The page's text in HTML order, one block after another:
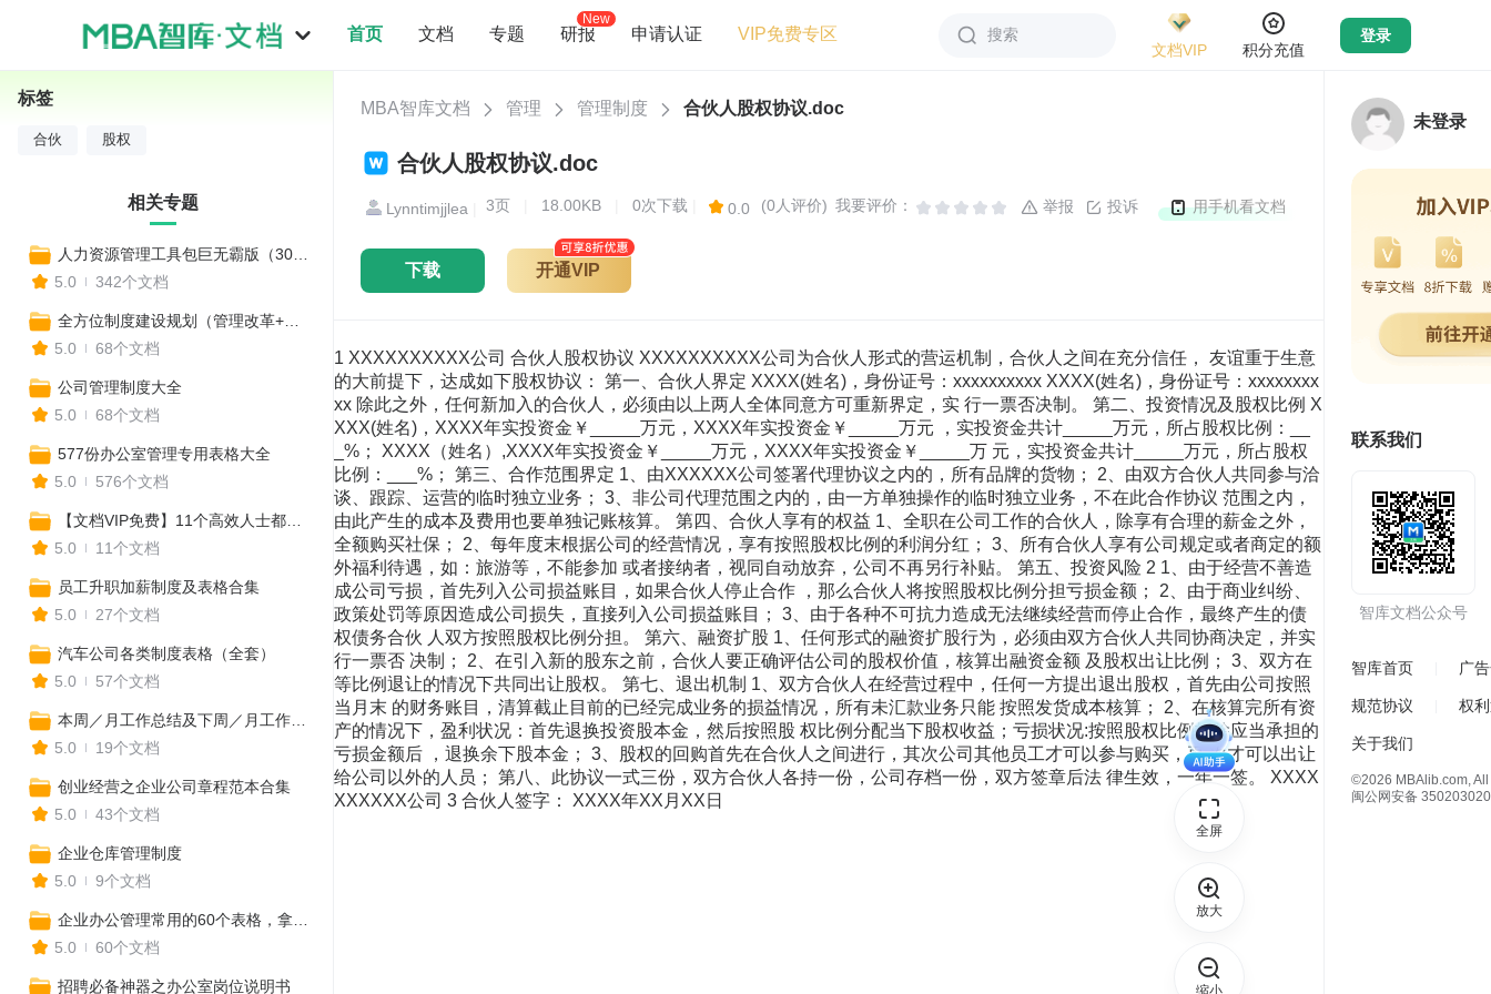
首页 文档 专题 研报
New
申请认证 VIP免费专区
搜索
文档VIP
积分充值
登录
MBA智库文档 管理 管理制度 合伙人股权协议.doc
合伙人股权协议.doc
Lynntimjjlea 3页 18.00KB 0次下载 0.0 (0人评价) 我要评价： 投诉
举报 用手机看文档
下载 开通VIP
1 XXXXXXXXXX公司 合伙人股权协议 XXXXXXXXXX公司为合伙人形式的营运机制，合伙人之间在充分信任， 友谊重于生意
的大前提下，达成如下股权协议： 第一、合伙人界定 XXXX(姓名)，身份证号：xxxxxxxxxx XXXX(姓名)，身份证号：xxxxxxxx
xx 除此之外，任何新加入的合伙人，必须由以上两人全体同意方可重新界定，实 行一票否决制。 第二、投资情况及股权比例 X
XXX(姓名)，XXXX年实投资金￥_____万元，XXXX年实投资金￥_____万元 ，实投资金共计_____万元，所占股权比例：__
_%； XXXX（姓名）,XXXX年实投资金￥_____万元，XXXX年实投资金￥_____万 元，实投资金共计_____万元，所占股权
比例：___%； 第三、合作范围界定 1、由XXXXXX公司签署代理协议之内的，所有品牌的货物； 2、由双方合伙人共同参与洽
谈、跟踪、运营的临时独立业务； 3、非公司代理范围之内的，由一方单独操作的临时独立业务，不在此合作协议 范围之内，
由此产生的成本及费用也要单独记账核算。 第四、合伙人享有的权益 1、全职在公司工作的合伙人，除享有合理的薪金之外，
全额购买社保； 2、每年度末根据公司的经营情况，享有按照股权比例的利润分红； 3、所有合伙人享有公司规定或者商定的额
外福利待遇，如：旅游等，不能参加 或者接纳者，视同自动放弃，公司不再另行补贴。 第五、投资风险 2 1、由于经营不善造
成公司亏损，首先列入公司损益账目，如果合伙人停止合作 ，那么合伙人将按照股权比例分担亏损金额； 2、由于商业纠纷、
政策处罚等原因造成公司损失，直接列入公司损益账目； 3、由于各种不可抗力造成无法继续经营而停止合作，最终产生的债
权债务合伙 人双方按照股权比例分担。 第六、融资扩股 1、任何形式的融资扩股行为，必须由双方合伙人共同协商决定，并实
行一票否 决制； 2、在引入新的股东之前，合伙人要正确评估公司的股权价值，核算出融资金额 及股权出让比例； 3、双方在
等比例退让的情况下共同出让股权。 第七、退出机制 1、双方合伙人在经营过程中，任何一方提出退出股权，首先由公司按照
当月末 的财务账目，清算截止目前的已经完成业务的损益情况，所有未汇款业务只能 按照发货成本核算； 2、在核算完所有资
产的情况下，盈利状况：首先退换投资股本金，然后按照股 权比例分配当下股权收益；亏损状况:按照股权比例扣除应当承担的
亏损金额后 ，退换余下股本金； 3、股权的回购首先在合伙人之间进行，其次公司其他员工才可以参与购买，再 次才可以出让
给公司以外的人员； 第八、此协议一式三份，双方合伙人各持一份，公司存档一份，双方签章后法 律生效，一年一签。 XXXX
XXXXXX公司 3 合伙人签字： XXXX年XX月XX日
标签
合伙 股权
相关专题
5.0
342个文档
5.0
68个文档
公司管理制度大全
5.0
68个文档
577份办公室管理专用表格大全
5.0
576个文档
5.0
11个文档
员工升职加薪制度及表格合集
5.0
27个文档
汽车公司各类制度表格（全套）
5.0
57个文档
5.0
19个文档
创业经营之企业公司章程范本合集
5.0
43个文档
企业仓库管理制度
5.0
9个文档
5.0
60个文档
招聘必备神器之办公室岗位说明书
未登录
联系我们
智库文档公众号
智库首页 广
规范协议 权
关于我们
©2026 MBAlib.com,
闽公网安备
全屏
放大
缩小